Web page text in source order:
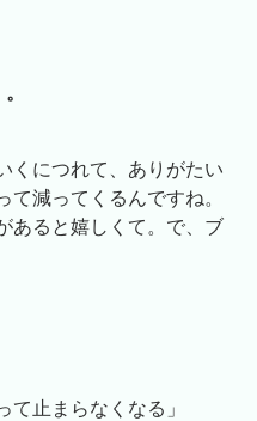
くにつれて、ありがたい
て減ってくるんですね。
あると嬉しくて。で、ブ
て止まらなくなる」